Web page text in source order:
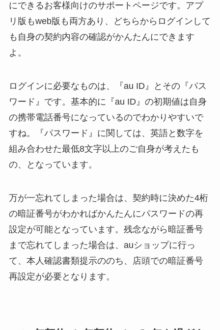
にできるお客様向けのサポートページです。アプ
リ版もweb版も両方あり、どちらからログインして
も自身の契約内容の確認がかんたんにできます
よ。
ログインに必要なものは、『au ID』とその『パス
ワード』です。基本的に『au ID』の初期値は自身
の携帯電話番号になっているのでわかりやすいで
すね。『パスワード』に関しては、英語と数字を
組み合わせた最低8文字以上のご自身が考えたも
の、となっています。
万が一忘れてしまった場合は、契約時に決めた4桁
の暗証番号がわかればかんたんにパスワードの再
設定が可能となっています。残念ながら暗証番号
まで忘れてしまった場合は、auショップに行っ
て、本人確認書類提示ののち、店頭での暗証番号
再設定が必要となります。